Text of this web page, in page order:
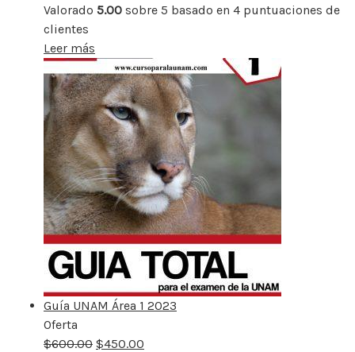
Valorado 5.00 sobre 5 basado en 4 puntuaciones de
clientes
Leer más
Guía UNAM Área 1 2023
Oferta
rebajado
$600.00 $450.00